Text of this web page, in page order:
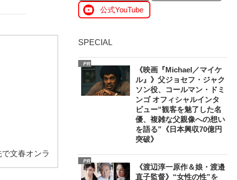
で文春オンラ
公式YouTube
SPECIAL
PR
《映画『Michael／マイケ
ル』》父ジョセフ・ジャク
ソン役、コールマン・ドミ
ンゴ オフィシャルインタ
ビュー“観客を魅了した名
優、複雑な父親像への想い
を語る”《日本興収70億円
突破》
PR
《渡辺淳一原作＆娘・渡邉
直子監督》“女性の性”を